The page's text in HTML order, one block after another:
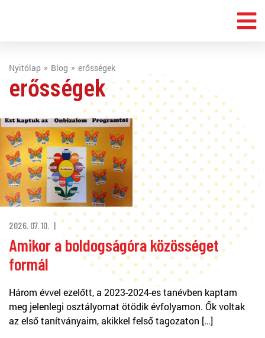
Nyitólap Blog erősségek
erősségek
2026. 07. 10.
Amikor a boldogságóra közösséget
formál
Három évvel ezelőtt, a 2023-2024-es tanévben kaptam
meg jelenlegi osztályomat ötödik évfolyamon. Ők voltak
az első tanítványaim, akikkel felső tagozaton […]